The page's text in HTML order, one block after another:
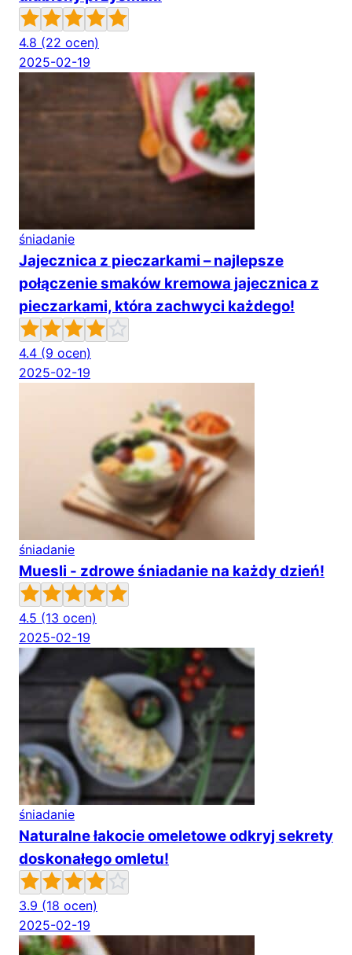
4.8 (22 ocen)
2025-02-19
śniadanie
Jajecznica z pieczarkami – najlepsze
połączenie smaków kremowa jajecznica z
pieczarkami, która zachwyci każdego!
4.4 (9 ocen)
2025-02-19
śniadanie
Muesli - zdrowe śniadanie na każdy dzień!
4.5 (13 ocen)
2025-02-19
śniadanie
Naturalne łakocie omeletowe odkryj sekrety
doskonałego omletu!
3.9 (18 ocen)
2025-02-19